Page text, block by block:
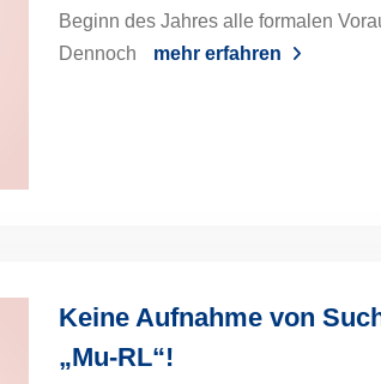
Beginn des Jahres alle formalen
Dennoch
mehr erfahren
Keine Aufnahme von
„Mu-RL“!